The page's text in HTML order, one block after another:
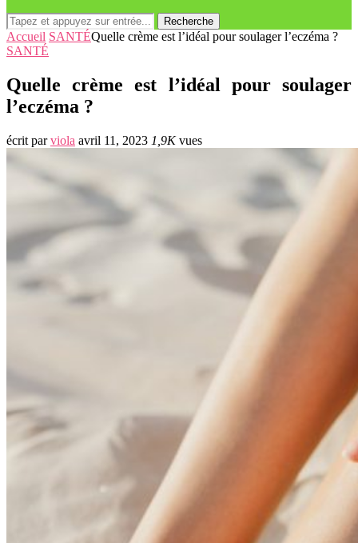
Recherche
Accueil SANTÉQuelle crème est l’idéal pour soulager l’eczéma ?
SANTÉ
Quelle crème est l’idéal pour soulager
l’eczéma ?
écrit parviola avril 11, 2023 1,9Kvues